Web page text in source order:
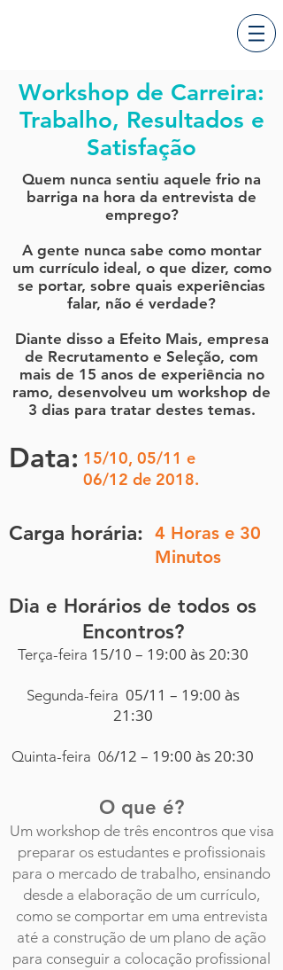
Workshop de Carreira:
Trabalho, Resultados e
Satisfação
Quem nunca sentiu aquele frio na
barriga na hora da entrevista de
emprego?
A gente nunca sabe como montar
um currículo ideal, o que dizer, como
se portar, sobre quais experiências
falar, não é verdade?
Diante disso a Efeito Mais, empresa
de Recrutamento e Seleção, com
mais de 15 anos de experiência no
ramo, desenvolveu um workshop de
3 dias para tratar destes temas.
Data:15/10, 05/11 e
06/12 de 2018.
Carga horária: 4 Horas e 30
Minutos
Dia e Horários de todos os
Encontros?
Terça-feira 15/10 – 19:00 às 20:30
Segunda-feira 05/11 – 19:00 às
21:30
Quinta-feira 06/12 – 19:00 às 20:30
O que é?
Um workshop de três encontros que visa
preparar os estudantes e profissionais
para o mercado de trabalho, ensinando
desde a elaboração de um currículo,
como se comportar em uma entrevista
até a construção de um plano de ação
para conseguir a colocação profissional